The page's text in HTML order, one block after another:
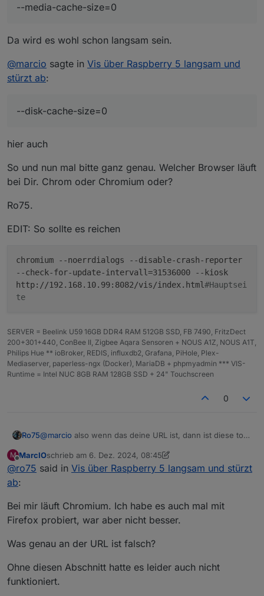
--media-cache-size=0
Da wird es wohl schon langsam sein.
@marcio sagte in Vis über Raspberry 5 langsam und
stürzt ab:
--disk-cache-size=0
hier auch
So und nun mal bitte ganz genau. Welcher Browser läuft
bei Dir. Chrom oder Chromium oder?
Ro75.
EDIT: So sollte es reichen
chromium --noerrdialogs --disable-crash-reporter
--check-for-update-intervall=31536000 --kiosk
http://192.168.10.99:8082/vis/index.html#Hauptsei
te
SERVER = Beelink U59 16GB DDR4 RAM 512GB SSD, FB 7490, FritzDect
200+301+440, ConBee II, Zigbee Aqara Sensoren + NOUS A1Z, NOUS A1T,
Philips Hue ** ioBroker, REDIS, influxdb2, Grafana, PiHole, Plex-
Mediaserver, paperless-ngx (Docker), MariaDB + phpmyadmin *** VIS-
Runtime = Intel NUC 8GB RAM 128GB SSD + 24" Touchscreen
0
Ro75@marcio also wenn das deine URL ist, dann ist diese total
Deine lokale IP brauchst du nicht XXX !
@marciosagte inVis über Raspberry 5 langsam und
stürzt ab :
Da bekomme ich Fragezeichen. Also wenn du kein
@marcio sagte in Vis über Raspberry 5 langsam und
M
Offline
MarcIOschrieb am 6. Dez. 2024, 08:45
zuletzt editiert von MarcIO12. Juni 2024, 11:49
@ro75 said in Vis über Raspberry 5 langsam und stürzt
ab:
Bei mir läuft Chromium. Ich habe es auch mal mit
Firefox probiert, war aber nicht besser.
Was genau an der URL ist falsch?
Ohne diesen Abschnitt hatte es leider auch nicht
funktioniert.